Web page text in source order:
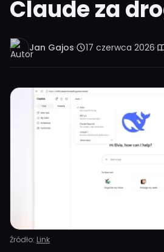
Claude za
Jan Gajos· 17 czerwca 2026·
Źródło: Link